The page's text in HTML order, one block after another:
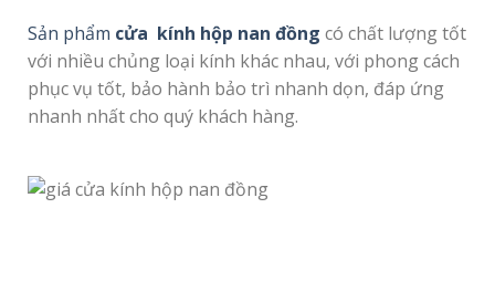
Sản phẩm cửa kính hộp nan đồng có chất lượng tốt
với nhiều chủng loại kính khác nhau, với phong cách
phục vụ tốt, bảo hành bảo trì nhanh dọn, đáp ứng
nhanh nhất cho quý khách hàng.